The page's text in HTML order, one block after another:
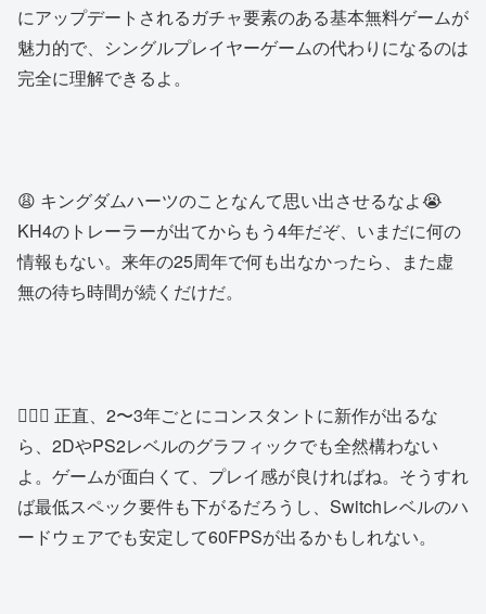
にアップデートされるガチャ要素のある基本無料ゲームが
魅力的で、シングルプレイヤーゲームの代わりになるのは
完全に理解できるよ。
😩 キングダムハーツのことなんて思い出させるなよ😭
KH4のトレーラーが出てからもう4年だぞ、いまだに何の
情報もない。来年の25周年で何も出なかったら、また虚
無の待ち時間が続くだけだ。
🧔🏼‍♂️ 正直、2〜3年ごとにコンスタントに新作が出るな
ら、2DやPS2レベルのグラフィックでも全然構わない
よ。ゲームが面白くて、プレイ感が良ければね。そうすれ
ば最低スペック要件も下がるだろうし、Switchレベルのハ
ードウェアでも安定して60FPSが出るかもしれない。